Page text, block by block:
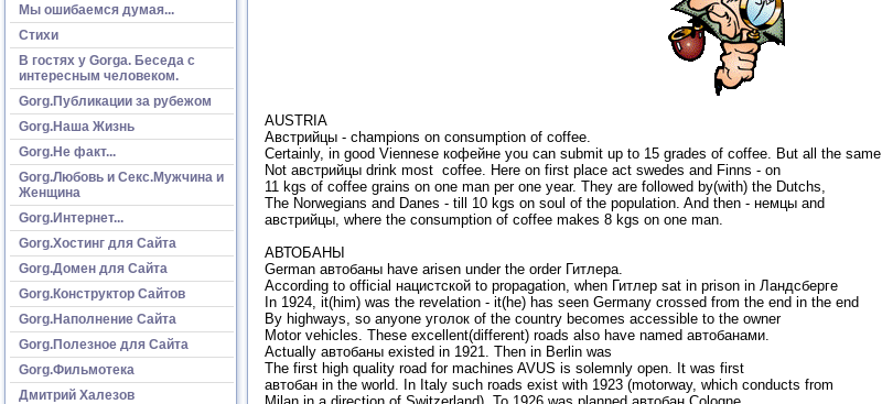
Мы ошибаемся думая...
Стихи
В гостях у Gorga. Беседа с
интересным человеком.
Gorg.Публикации за рубежом
Gorg.Наша Жизнь
Gorg.Не факт...
Gorg.Любовь и Секс.Мужчина и
Женщина
Gorg.Интернет...
Gorg.Хостинг для Сайта
Gorg.Домен для Сайта
Gorg.Конструктор Сайтов
Gorg.Наполнение Сайта
Gorg.Полезное для Сайта
Gorg.Фильмотека
Дмитрий Халезов
AUSTRIA
Австрийцы - champions on consumption of coffee.
Certainly, in good Viennese кофейне you can submit up to 15 grades of coffee. But all the same
Not австрийцы drink most coffee. Here on first place act swedes and Finns - on
11 kgs of coffee grains on one man per one year. They are followed by(with) the Dutchs,
The Norwegians and Danes - till 10 kgs on soul of the population. And then - немцы and
австрийцы, where the consumption of coffee makes 8 kgs on one man.
АВТОБАНЫ
German автобаны have arisen under the order Гитлера.
According to official нацистской to propagation, when Гитлер sat in prison in Ландсберге
In 1924, it(him) was the revelation - it(he) has seen Germany crossed from the end in the end
By highways, so anyone уголок of the country becomes accessible to the owner
Motor vehicles. These excellent(different) roads also have named автобанами.
Actually автобаны existed in 1921. Then in Berlin was
The first high quality road for machines AVUS is solemnly open. It was first
автобан in the world. In Italy such roads exist with 1923 (motorway, which conducts from